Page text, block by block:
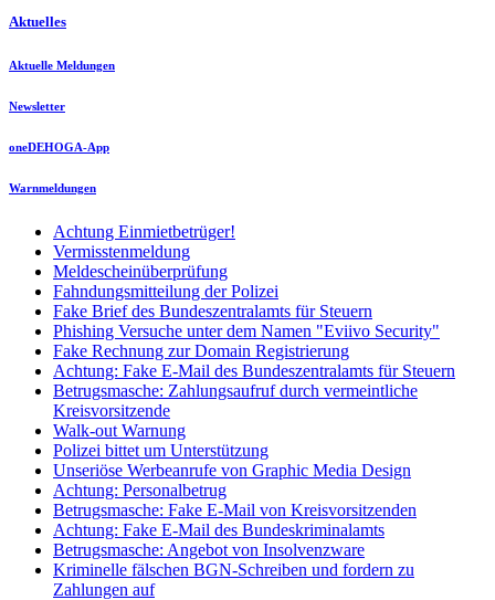
Aktuelles
Aktuelle Meldungen
Newsletter
oneDEHOGA-App
Warnmeldungen
Achtung Einmietbetrüger!
Vermisstenmeldung
Meldescheinüberprüfung
Fahndungsmitteilung der Polizei
Fake Brief des Bundeszentralamts für Steuern
Phishing Versuche unter dem Namen "Eviivo Security"
Fake Rechnung zur Domain Registrierung
Achtung: Fake E-Mail des Bundeszentralamts für Steuern
Betrugsmasche: Zahlungsaufruf durch vermeintliche
Kreisvorsitzende
Walk-out Warnung
Polizei bittet um Unterstützung
Unseriöse Werbeanrufe von Graphic Media Design
Achtung: Personalbetrug
Betrugsmasche: Fake E-Mail von Kreisvorsitzenden
Achtung: Fake E-Mail des Bundeskriminalamts
Betrugsmasche: Angebot von Insolvenzware
Kriminelle fälschen BGN-Schreiben und fordern zu
Zahlungen auf